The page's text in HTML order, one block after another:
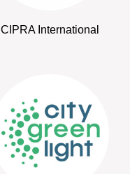
CIPRA International